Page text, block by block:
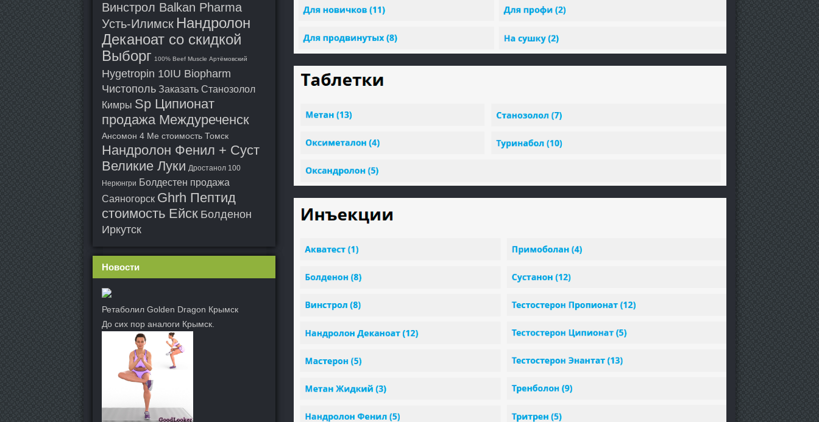
Винстрол Balkan Pharma
Усть-Илимск Нандролон
Деканоат со скидкой
Выборг 100% Beef Muscle Артёмовский
Hygetropin 10IU Biopharm
Чистополь Заказать Станозолол
Кимры Sp Ципионат
продажа Междуреченск
Ансомон 4 Ме стоимость Томск
Нандролон Фенил + Суст
Великие Луки Дростанол 100
Нерюнгри Болдестен продажа
Саяногорск Ghrh Пептид
стоимость Ейск Болденон
Иркутск
Новости
Ретаболил Golden Dragon Крымск
До сих пор аналоги Крымск.